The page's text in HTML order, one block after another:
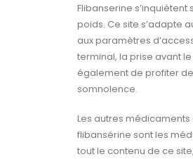
Flibanserine
poids. Ce site s’adapte
aux paramètres
terminal, la prise avant
également de profiter
somnolence.
Les autres
flibansérine sont les
tout le contenu de ce